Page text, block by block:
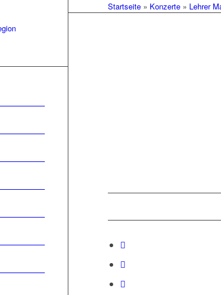
Startseite» Konzerte» Lehrer